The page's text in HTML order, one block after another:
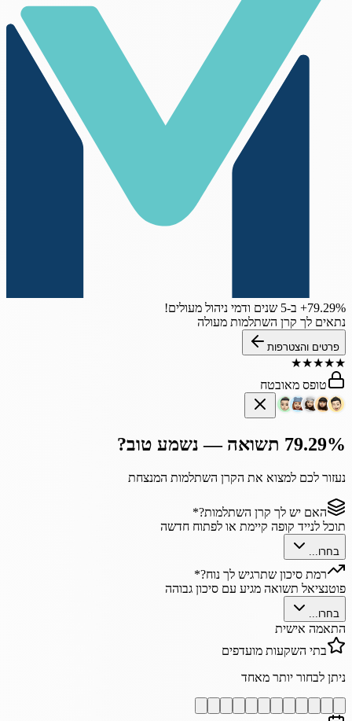
‎+79.29% ב-5 שנים
ודמי ניהול מעולים!
נתאים לך קרן השתלמות מעולה
פרטים והצטרפות
★
★
★
★
★
טופס מאובטח
79.29% תשואה — נשמע טוב?
נעזור לכם למצוא את הקרן השתלמות המנצחת
האם יש לך קרן השתלמות?*
תוכל לנייד קופה קיימת או לפתוח חדשה
בחרו...
רמת סיכון שתרגיש לך נוח?*
פוטנציאל תשואה מגיע עם סיכון גבוהה
בחרו...
התאמה אישית
בתי השקעות מועדפים
ניתן לבחור יותר מאחד